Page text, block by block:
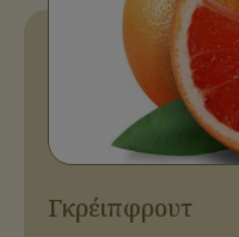
Γκρέιπφρουτ